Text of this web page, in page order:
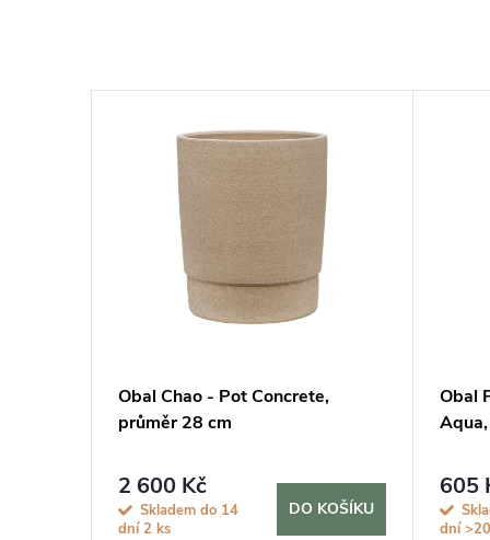
Obal Chao - Pot Concrete,
průměr 28 cm
2 600 Kč
Skladem do 14
dní2 ks
DO KOŠÍKU
Obal
605
dní